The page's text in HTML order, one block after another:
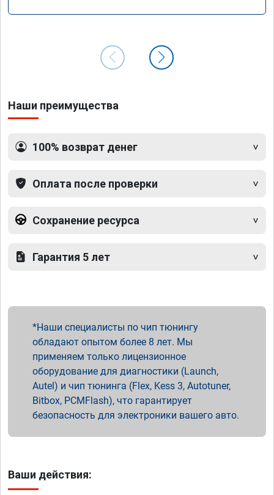
Наши преимущества
100% возврат денег
Оплата после проверки
Сохранение ресурса
Гарантия 5 лет
Наши специалисты по чип тюнингу
обладают опытом более 8 лет. Мы
применяем только лицензионное
оборудование для диагностики (Launch,
Autel) и чип тюнинга (Flex, Kess 3, Autotuner,
Bitbox, PCMFlash), что гарантирует
безопасность для электроники вашего авто.
Ваши действия: